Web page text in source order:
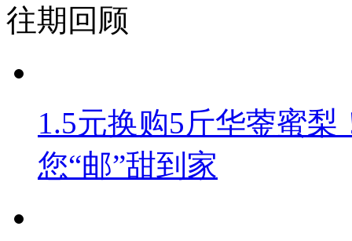
往期回顾
1.5元换购5斤华蓥蜜梨
您“邮”甜到家